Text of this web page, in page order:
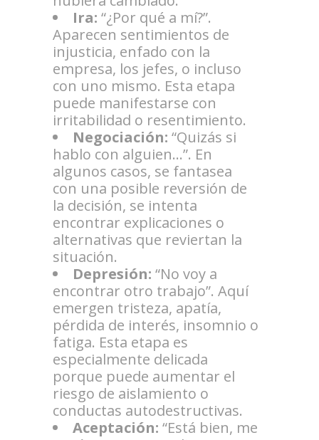
Ira: “¿Por qué a mí?”.
Aparecen sentimientos de
injusticia, enfado con la
empresa, los jefes, o incluso
con uno mismo. Esta etapa
puede manifestarse con
irritabilidad o resentimiento.
Negociación: “Quizás si
hablo con alguien…”. En
algunos casos, se fantasea
con una posible reversión de
la decisión, se intenta
encontrar explicaciones o
alternativas que reviertan la
situación.
Depresión: “No voy a
encontrar otro trabajo”. Aquí
emergen tristeza, apatía,
pérdida de interés, insomnio o
fatiga. Esta etapa es
especialmente delicada
porque puede aumentar el
riesgo de aislamiento o
conductas autodestructivas.
Aceptación: “Está bien, me